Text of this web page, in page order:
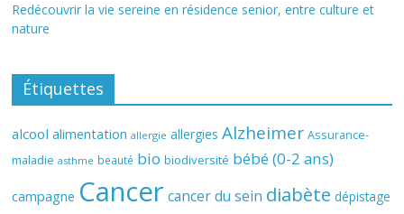
Redécouvrir la vie sereine en résidence senior, entre culture et
nature
Étiquettes
alcool alimentation allergie allergies Alzheimer Assurance-
maladie asthme beauté bio biodiversité bébé (0-2 ans)
campagne Cancer cancer du sein diabète dépistage